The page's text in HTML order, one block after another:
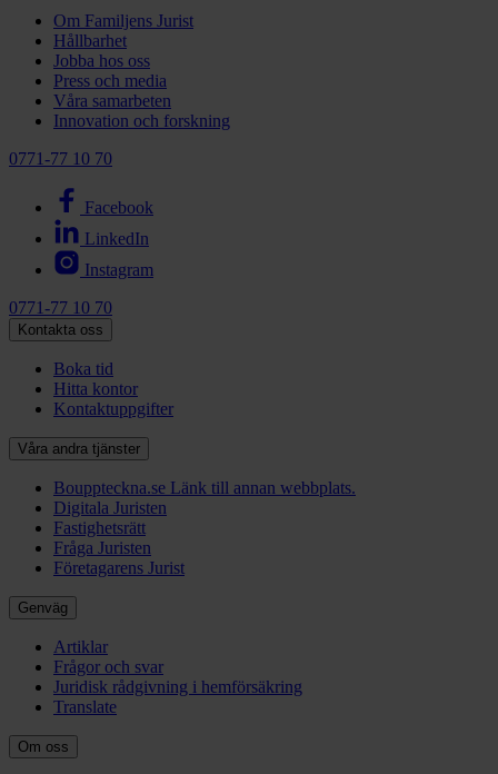
Om Familjens Jurist
Hållbarhet
Jobba hos oss
Press och media
Våra samarbeten
Innovation och forskning
0771-77 10 70
Facebook
LinkedIn
Instagram
0771-77 10 70
Kontakta oss
Boka tid
Hitta kontor
Kontaktuppgifter
Våra andra tjänster
Bouppteckna.se Länk till annan webbplats.
Digitala Juristen
Fastighetsrätt
Fråga Juristen
Företagarens Jurist
Genväg
Artiklar
Frågor och svar
Juridisk rådgivning i hemförsäkring
Translate
Om oss